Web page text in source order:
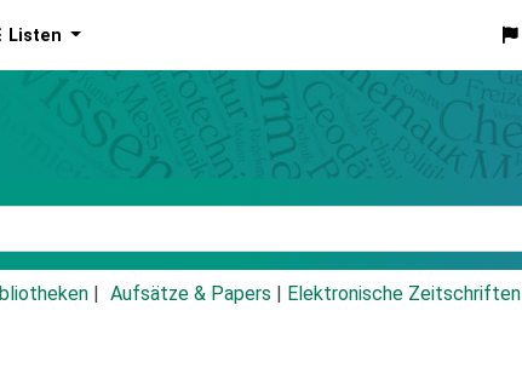
Listen
Aufsätze & Papers Elektronische Zeitschriften